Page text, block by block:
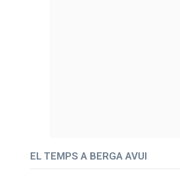
EL TEMPS A BERGA AVUI